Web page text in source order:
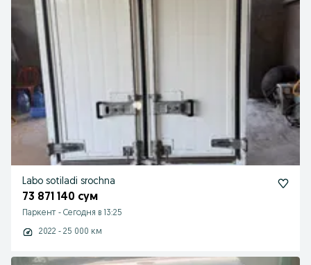
Labo sotiladi srochna
73 871 140 сум
Паркент - Сегодня в 13:25
2022 - 25 000 км